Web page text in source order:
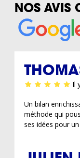
NOS AVIS
Il
Un bilan
méthode qui
ses idées pour